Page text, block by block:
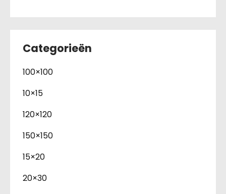
Categorieën
100×100
10×15
120×120
150×150
15×20
20×30